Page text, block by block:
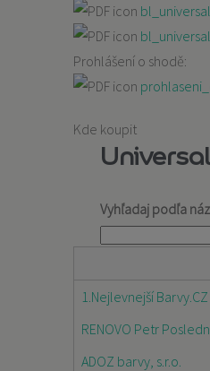
Prohlášení o shodě:
Kde koupit
Universal
Vyhľadaj podľa
1.Nejlevnejší Barvy.CZ
RENOVO Petr
ADOZ barvy, s.r.o.